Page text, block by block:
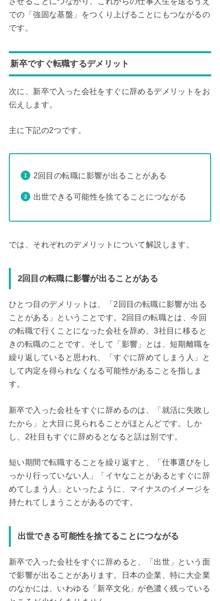
での「強固な基盤」をつくり上げることにもつながるの
です。
新卒ですぐ転職するデメリット
次に、新卒で入った会社をすぐに辞めるデメリットをお
伝えします。
主に下記の2つです。
2回目の転職に影響が出ることがある
出世できる可能性を捨てることにつながる
では、それぞれのデメリットについて解説します。
2回目の転職に影響が出ることがある
ひとつ目のデメリットは、「2回目の転職に影響が出る
ことがある」ということです。2回目の転職とは、今回
の転職で行くことになった会社を辞め、3社目に移ると
きの転職のことです。そして「影響」とは、短期離職を
繰り返していると思われ、「すぐに辞めてしまう人」と
して内定を得られなくなる可能性があることを指しま
す。
新卒で入った会社をすぐに辞めるのは、「就活に失敗し
たから」と大目に見られることがほとんどです。しか
し、2社目もすぐに辞めるとなると話は別です。
短い期間で転職することを繰り返すと、「仕事選びをし
っかり行っていない人」「イヤなことがあるとすぐに辞
めてしまう人」といったように、マイナスのイメージを
持たれてしまうことがあるのです。
出世できる可能性を捨てることにつながる
新卒で入った会社をすぐに辞めると、「出世」という面
で影響が出ることがあります。日本の企業、特に大企業
のなかには、いわゆる「新卒文化」が色濃く残っている